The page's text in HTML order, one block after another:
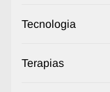
Tecnologia
Terapias